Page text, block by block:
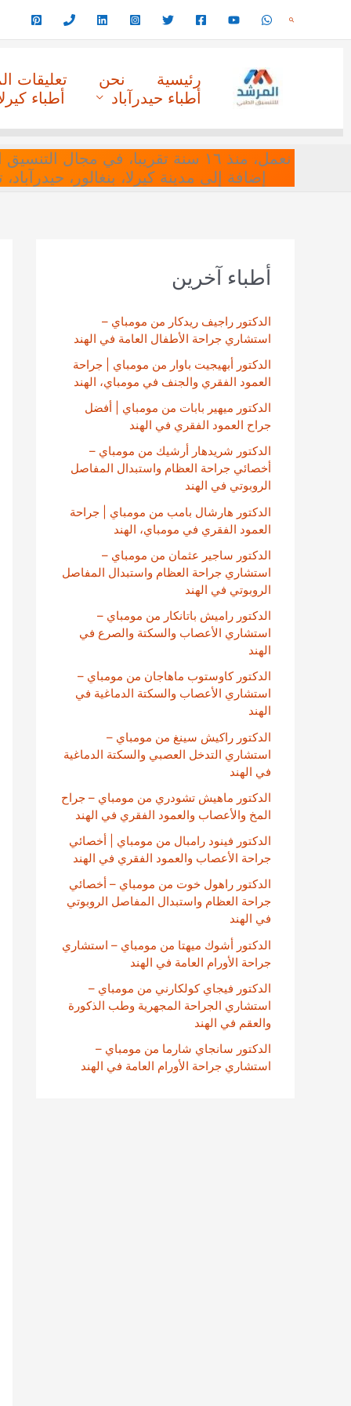
البحث
رئيسية نحن
تعليقات
أطباء حيدرآباد
أطباء
نعمل، منذ ١٦ سنة تقريبا، في
إضافة إلى مدينة كيرلا، بنغالور،
أطباء آخرين
الدكتور راجيف ريدكار من مومباي –
استشاري جراحة الأطفال العامة في الهند
الدكتور أبهيجيت باوار من مومباي | جراحة
العمود الفقري والجنف في مومباي، الهند
الدكتور ميهير بابات من مومباي | أفضل
جراح العمود الفقري في الهند
الدكتور شريدهار أرشيك من مومباي –
أخصائي جراحة العظام واستبدال المفاصل
الروبوتي في الهند
الدكتور هارشال بامب من مومباي | جراحة
العمود الفقري في مومباي، الهند
الدكتور ساجير عثمان من مومباي –
استشاري جراحة العظام واستبدال المفاصل
الروبوتي في الهند
الدكتور راميش باتانكار من مومباي –
استشاري الأعصاب والسكتة والصرع في
الهند
الدكتور كاوستوب ماهاجان من مومباي –
استشاري الأعصاب والسكتة الدماغية في
الهند
الدكتور راكيش سينغ من مومباي –
استشاري التدخل العصبي والسكتة الدماغية
في الهند
الدكتور ماهيش تشودري من مومباي – جراح
المخ والأعصاب والعمود الفقري في الهند
الدكتور فينود رامبال من مومباي | أخصائي
جراحة الأعصاب والعمود الفقري في الهند
الدكتور راهول خوت من مومباي – أخصائي
جراحة العظام واستبدال المفاصل الروبوتي
في الهند
الدكتور أشوك ميهتا من مومباي – استشاري
جراحة الأورام العامة في الهند
الدكتور فيجاي كولكارني من مومباي –
استشاري الجراحة المجهرية وطب الذكورة
والعقم في الهند
الدكتور سانجاي شارما من مومباي –
استشاري جراحة الأورام العامة في الهند